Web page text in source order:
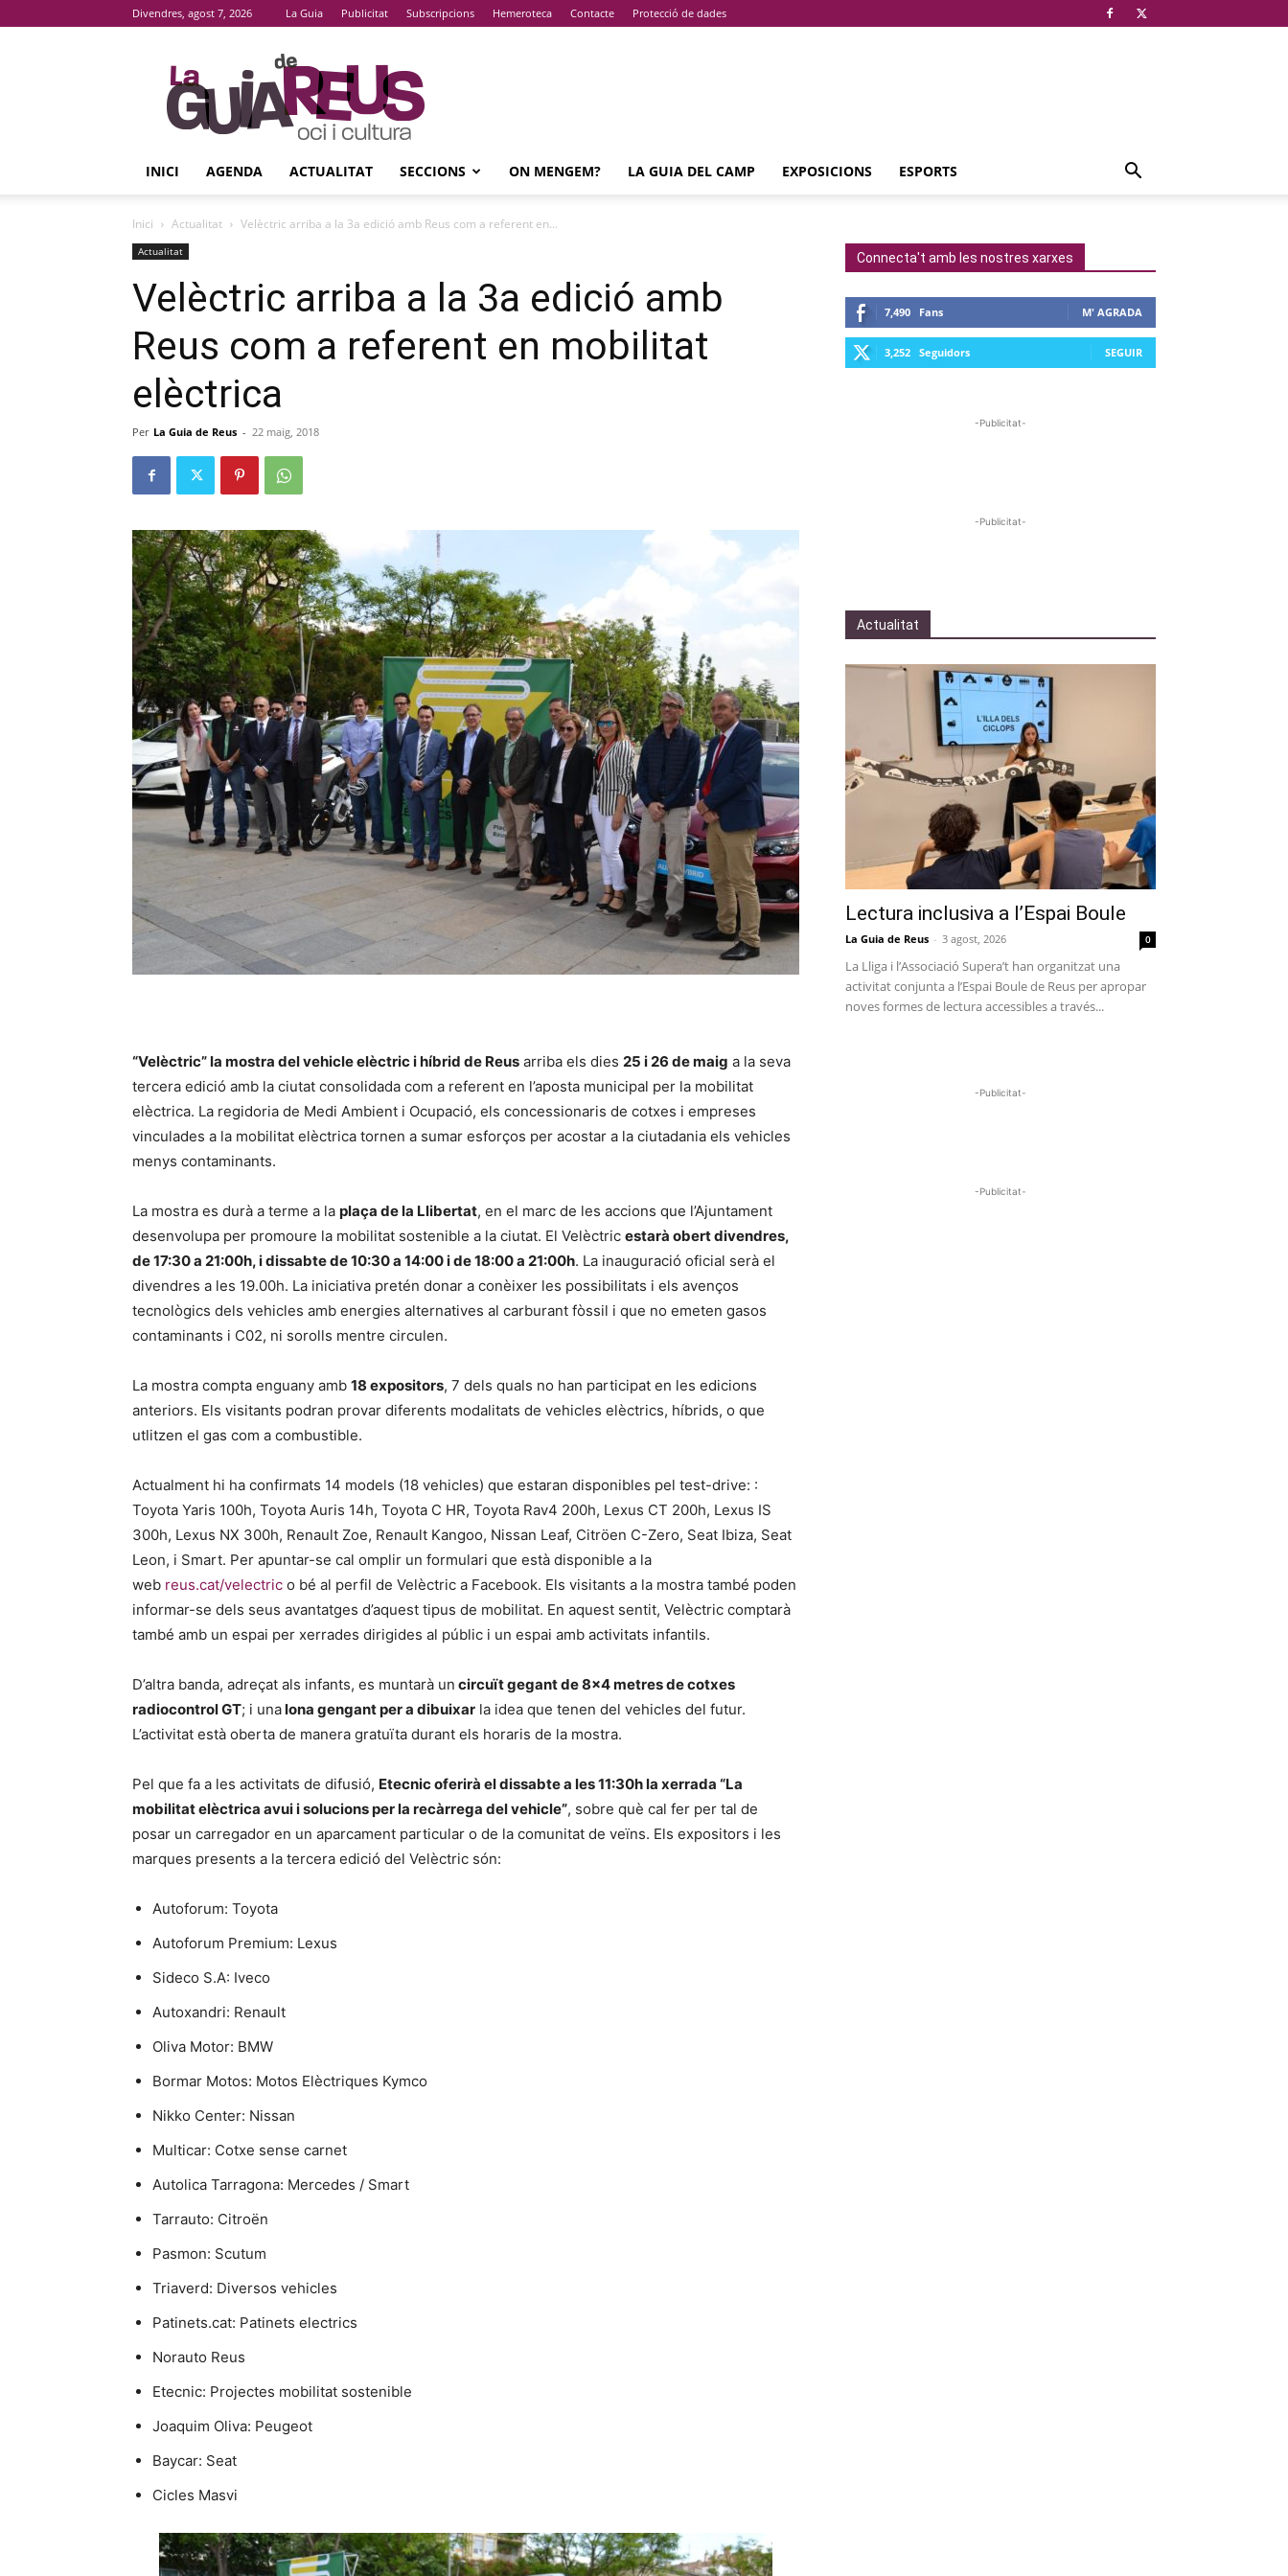
Divendres, agost 7, 2026 La Guia Publicitat Subscripcions Hemeroteca Contacte Protecció de dades
La
Guia
De
Reus
INICI AGENDA ACTUALITAT SECCIONS ON MENGEM? LA GUIA DEL CAMP EXPOSICIONS ESPORTS
Inici Actualitat Velèctric arriba a la 3a edició amb Reus com a referent en...
Actualitat
Velèctric arriba a la 3a edició amb
Reus com a referent en mobilitat
elèctrica
Per La Guia de Reus - 22 maig, 2018
“Velèctric” la mostra del vehicle elèctric i híbrid de Reus arriba els dies 25 i 26 de maig a la seva
tercera edició amb la ciutat consolidada com a referent en l’aposta municipal per la mobilitat
elèctrica. La regidoria de Medi Ambient i Ocupació, els concessionaris de cotxes i empreses
vinculades a la mobilitat elèctrica tornen a sumar esforços per acostar a la ciutadania els vehicles
menys contaminants.
La mostra es durà a terme a la plaça de la Llibertat, en el marc de les accions que l’Ajuntament
desenvolupa per promoure la mobilitat sostenible a la ciutat. El Velèctric estarà obert divendres,
de 17:30 a 21:00h, i dissabte de 10:30 a 14:00 i de 18:00 a 21:00h. La inauguració oficial serà el
divendres a les 19.00h. La iniciativa pretén donar a conèixer les possibilitats i els avenços
tecnològics dels vehicles amb energies alternatives al carburant fòssil i que no emeten gasos
contaminants i C02, ni sorolls mentre circulen.
La mostra compta enguany amb 18 expositors, 7 dels quals no han participat en les edicions
anteriors. Els visitants podran provar diferents modalitats de vehicles elèctrics, híbrids, o que
utlitzen el gas com a combustible.
Actualment hi ha confirmats 14 models (18 vehicles) que estaran disponibles pel test-drive: :
Toyota Yaris 100h, Toyota Auris 14h, Toyota C HR, Toyota Rav4 200h, Lexus CT 200h, Lexus IS
300h, Lexus NX 300h, Renault Zoe, Renault Kangoo, Nissan Leaf, Citröen C-Zero, Seat Ibiza, Seat
Leon, i Smart. Per apuntar-se cal omplir un formulari que està disponible a la
web reus.cat/velectric o bé al perfil de Velèctric a Facebook. Els visitants a la mostra també poden
informar-se dels seus avantatges d’aquest tipus de mobilitat. En aquest sentit, Velèctric comptarà
també amb un espai per xerrades dirigides al públic i un espai amb activitats infantils.
D’altra banda, adreçat als infants, es muntarà un circuït gegant de 8×4 metres de cotxes
radiocontrol GT; i unalona gengant per a dibuixar la idea que tenen del vehicles del futur.
L’activitat està oberta de manera gratuïta durant els horaris de la mostra.
Pel que fa a les activitats de difusió, Etecnic oferirà el dissabte a les 11:30h la xerrada “La
mobilitat elèctrica avui i solucions per la recàrrega del vehicle”, sobre què cal fer per tal de
posar un carregador en un aparcament particular o de la comunitat de veïns. Els expositors i les
marques presents a la tercera edició del Velèctric són:
Autoforum: Toyota
Autoforum Premium: Lexus
Sideco S.A: Iveco
Autoxandri: Renault
Oliva Motor: BMW
Bormar Motos: Motos Elèctriques Kymco
Nikko Center: Nissan
Multicar: Cotxe sense carnet
Autolica Tarragona: Mercedes / Smart
Tarrauto: Citroën
Pasmon: Scutum
Triaverd: Diversos vehicles
Patinets.cat: Patinets electrics
Norauto Reus
Etecnic: Projectes mobilitat sostenible
Joaquim Oliva: Peugeot
Baycar: Seat
Cicles Masvi
Connecta't amb les nostres xarxes
7,490 Fans M' AGRADA
3,252 Seguidors SEGUIR
-Publicitat-
-Publicitat-
Actualitat
Lectura inclusiva a l’Espai Boule
La Guia de Reus - 3 agost, 2026 0
La Lliga i l’Associació Supera’t han organitzat una
activitat conjunta a l’Espai Boule de Reus per apropar
noves formes de lectura accessibles a través...
-Publicitat-
-Publicitat-